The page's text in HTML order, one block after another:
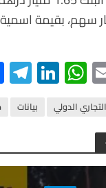
مليار سهم، بقيمة
E
m
ail
W
h
at
A
Li
n
ke
n
الدولي بيانات